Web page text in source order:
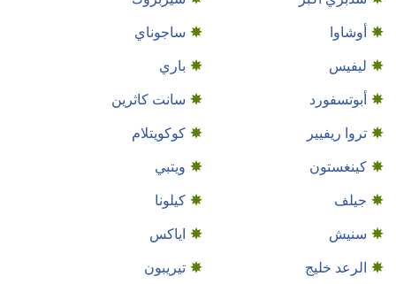
أوشاوا
ساجوناي
ليفيس
باري
أبوتسفورد
سانت كاثرين
تروا ريفيير
كوكويتلام
كينغستون
ويتبي
جيلف
كيلونا
سنيش
اياكس
الرعد خليج
تيريبون